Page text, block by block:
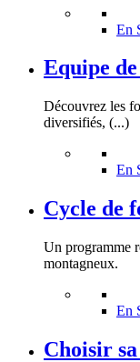
En
Equipe
Découvrez les
diversifiés, (...)
En
Cycle de
Un programme
montagneux.
En
Choisir